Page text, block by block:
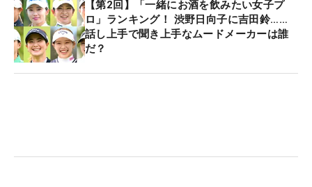
【第2回】「一緒にお酒を飲みたい女子プ
ロ」ランキング！ 渋野日向子に吉田鈴……
話し上手で聞き上手なムードメーカーは誰
だ？